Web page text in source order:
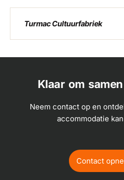
Turmac Cultuurfabriek
Klaar om
Neem contact op en
accommodatie
Contact